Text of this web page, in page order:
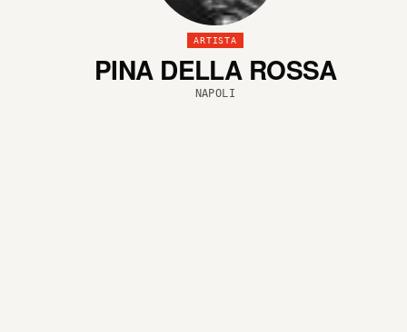
ARTISTA
PINA DELLA ROSSA
NAPOLI